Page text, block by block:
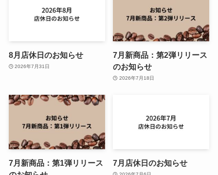
8月店休日のお知らせ
2026年7月31日
7月新商品：第2弾リリース
のお知らせ
2026年7月18日
7月新商品：第1弾リリース
7月店休日のお知らせ